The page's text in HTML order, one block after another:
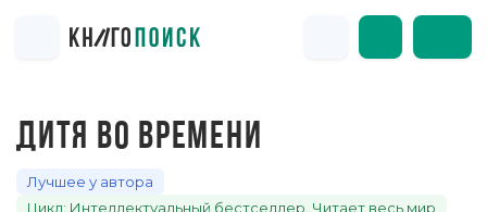
ДИТЯ ВО ВРЕМЕНИ
Лучшее у автора
Цикл: Интеллектуальный бестселлер. Читает весь мир